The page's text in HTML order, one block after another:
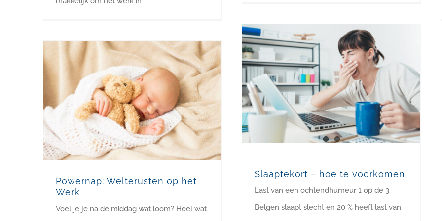
Slaaptekort – hoe te voorkomen
Last van een ochtendhumeur 1 op de 3
Belgen slaapt slecht en 20 % heeft last van
Powernap: Welterusten op het
Werk
Voel je je na de middag wat loom? Heel wat